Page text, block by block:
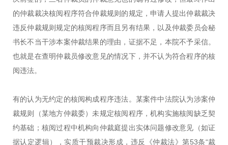
的仲裁裁决核阅程序符合仲裁规则的规定，申请人提出仲裁裁决
违反仲裁规则规定的核阅程序而且另有结果，以及仲裁委员会秘
书长不当干涉本案仲裁结果的理由，证据不足，本院不予采信。
也就是在查明仲裁员修改意见的情况下，并不认为符合程序的核
阅违法。
有的认为无约定的核阅构成程序违法。某案件中法院认为涉案仲
裁规则（某地方仲裁委）未规定核阅程序，机构实施核阅缺乏契
约基础；核阅过程中机构向仲裁庭提出实体问题修改意见（如证
据认定逻辑），实质干预裁决形成，违反《仲裁法》第53条“裁